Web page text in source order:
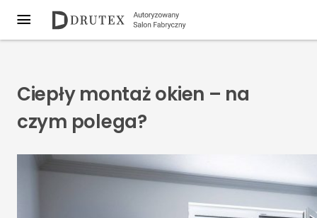
Ciepły montaż okien – na
czym polega?